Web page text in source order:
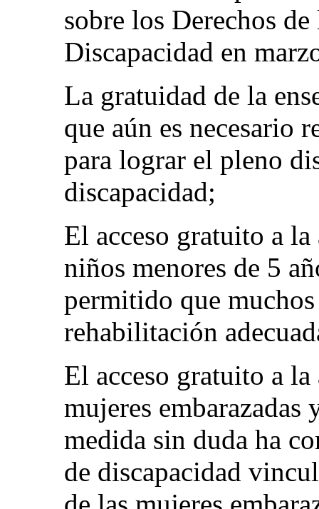
sobre los Derechos de
Discapacidad en
La gratuidad de la
que aún es necesario
para lograr el pleno
discapacidad;
El acceso gratuito a
niños menores de 5
permitido que
rehabilitación
El acceso gratuito a
mujeres
medida sin duda ha
de discapacidad